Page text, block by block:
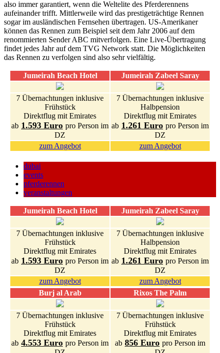
also immer garantiert, wenn die Weltelite des Pferderennens
aufeinander trifft. Mittlerweile wird das prestigeträchtige Rennen
sogar im ausländischen Fernsehen übertragen. US-Amerikaner
können das Rennen zum Beispiel seit dem Jahr 2006 auf dem
renommierten Sender ABC mitverfolgen. Eine Live-Übertragung
findet jedes Jahr auf dem TVG Network statt. Die Möglichkeiten
das Rennen zu verfolgen sind also sehr vielfältig.
Jumeirah Beach Hotel Jumeirah Zabeel Saray
7 Übernachtungen inklusive
Frühstück
Direktflug mit Emirates
ab 1.593 Euro pro Person im
DZ
7 Übernachtungen inklusive
Halbpension
Direktflug mit Emirates
ab 1.261 Euro pro Person im
DZ
zum Angebot
zum Angebot
dubai
events
pferderennen
veranstaltungen
Jumeirah Beach Hotel Jumeirah Zabeel Saray
7 Übernachtungen inklusive
Frühstück
Direktflug mit Emirates
ab 1.593 Euro pro Person im
DZ
7 Übernachtungen inklusive
Halbpension
Direktflug mit Emirates
ab 1.261 Euro pro Person im
DZ
zum Angebot
zum Angebot
Burj al Arab
Rixos The Palm
7 Übernachtungen inklusive
Frühstück
Direktflug mit Emirates
ab 4.553 Euro pro Person im
7 Übernachtungen inklusive
Frühstück
Direktflug mit Emirates
ab 856 Euro pro Person im